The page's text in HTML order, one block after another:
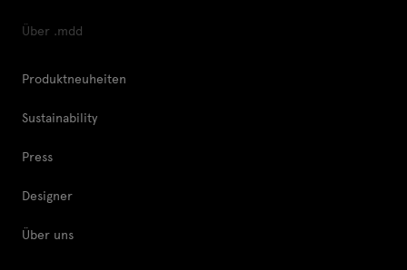
Über .mdd
Produktneuheiten
Sustainability
Press
Designer
Über uns